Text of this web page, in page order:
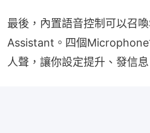
最後，內置語音控制可以召
Assistant。四個Microphone
人聲，讓你設定提升、發信